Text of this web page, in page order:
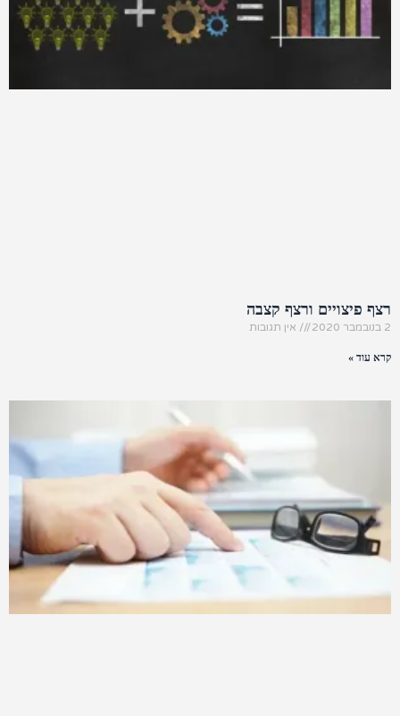
רצף פיצויים ורצף קצבה
2 בנובמבר 2020 אין תגובות
קרא עוד »